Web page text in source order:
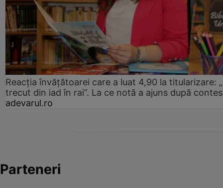
Reacția învățătoarei care a luat 4,90 la titularizare:
trecut din iad în rai”. La ce notă a ajuns după
adevarul.ro
Parteneri